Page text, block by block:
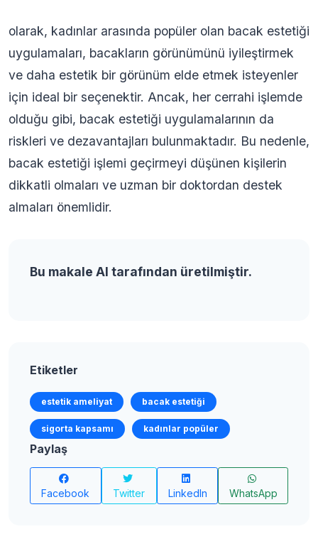
olarak, kadınlar arasında popüler olan bacak estetiği
uygulamaları, bacakların görünümünü iyileştirmek
ve daha estetik bir görünüm elde etmek isteyenler
için ideal bir seçenektir. Ancak, her cerrahi işlemde
olduğu gibi, bacak estetiği uygulamalarının da
riskleri ve dezavantajları bulunmaktadır. Bu nedenle,
bacak estetiği işlemi geçirmeyi düşünen kişilerin
dikkatli olmaları ve uzman bir doktordan destek
almaları önemlidir.
Bu makale AI tarafından üretilmiştir.
Etiketler
estetik ameliyat bacak estetiği
sigorta kapsamı kadınlar popüler
Paylaş
Facebook Twitter LinkedIn WhatsApp